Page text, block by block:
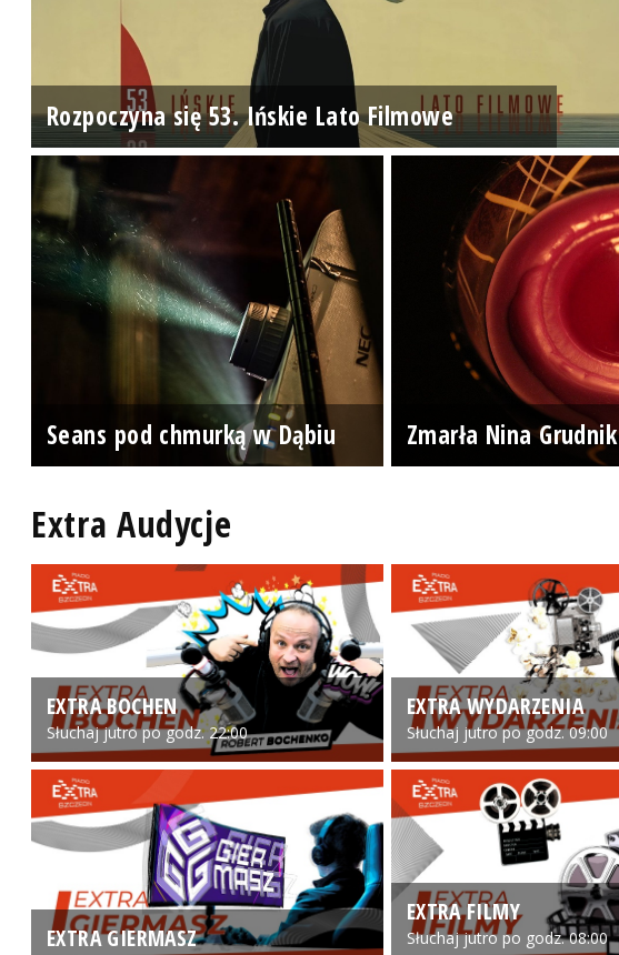
Rozpoczyna się 53. Ińskie Lato Filmowe
Seans pod chmurką w Dąbiu Zmarła Nina Grudnik
Extra Audycje
EXTRA BOCHEN
Słuchaj jutro po godz. 22:00
EXTRA WYDARZENIA
Słuchaj jutro po godz. 09:00
EXTRA GIERMASZ
EXTRA FILMY
Słuchaj jutro po godz. 08:00